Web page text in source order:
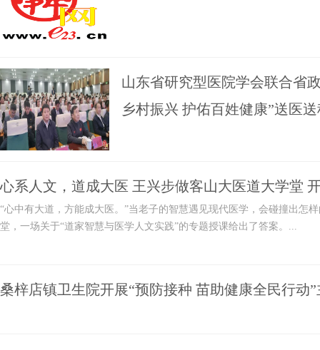
山东省研究型医院学会联合省
乡村振兴 护佑百姓健康”送医
心系人文，道成大医 王兴步做客山大医道大学堂
“心中有大道，方能成大医。”当老子的智慧遇见现代医学，会碰撞出怎
堂，一场关于“道家智慧与医学人文实践”的专题授课给出了答案。...
桑梓店镇卫生院开展“预防接种 苗助健康全民行动